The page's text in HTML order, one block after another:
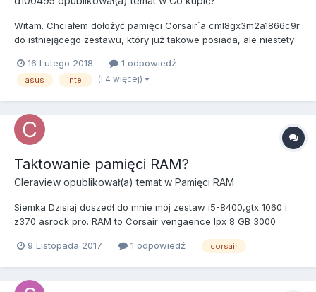
Witam. Chciałem dołożyć pamięci Corsair`a cml8gx3m2a1866c9r
do istniejącego zestawu, który już takowe posiada, ale niestety
przystępnej cenie(przy aktualnej sytuacji na rynku). Aktualnie
mam zamiar kupić kości GoodRam DDR3 PLAY...
16 Lutego 2018 1 odpowiedź
asus intel (i 4 więcej)
Taktowanie pamięci RAM?
Cleraview opublikował(a) temat w Pamięci RAM
Siemka Dzisiaj doszedł do mnie mój zestaw i5-8400,gtx 1060 i
z370 asrock pro. RAM to Corsair vengaence lpx 8 GB 3000
podbić?
9 Listopada 2017 1 odpowiedź corsair